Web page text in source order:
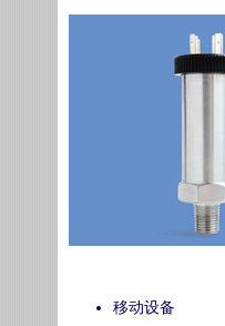
移动设备